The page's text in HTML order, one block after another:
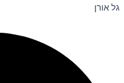
גל אורן